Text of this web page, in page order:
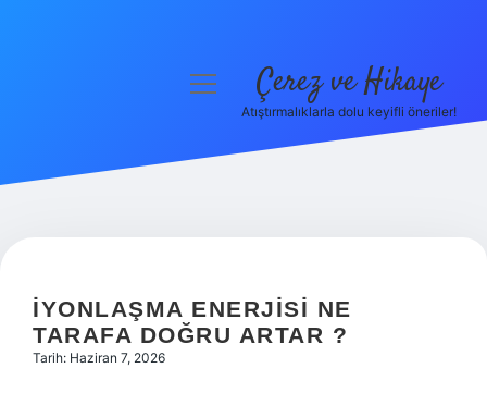
Hakkımızda
menüyü Çerez ve Hikaye
Atıştırmalıklarla dolu keyifli öneriler!
İYONLAŞMA ENERJISI NE
TARAFA DOĞRU ARTAR ?
Tarih: Haziran 7, 2026